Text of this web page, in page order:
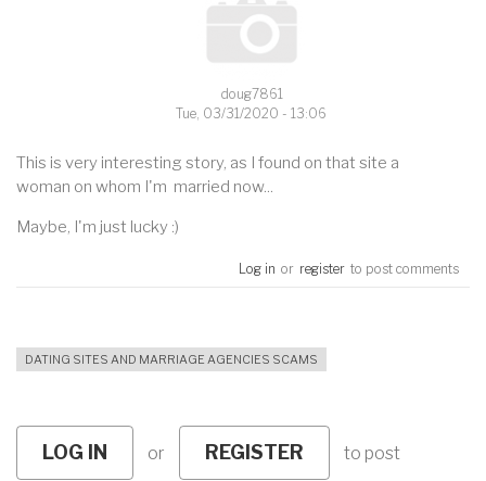
This is very interesting story, as I found on that site a
woman on whom I'm married now...
Maybe, I'm just lucky :)
Log in or register to post comments
doug7861
Tue, 03/31/2020 - 13:06
DATING SITES AND MARRIAGE AGENCIES SCAMS
LOG IN or REGISTER to post